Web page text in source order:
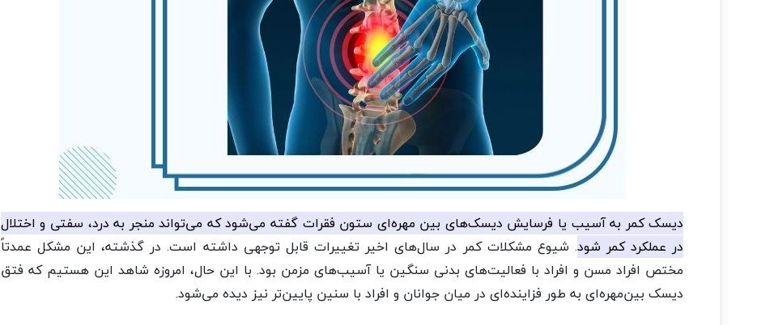
دیسک کمر به آسیب یا فرسایش دیسک‌های بین مهره‌ای ستون فقرات گفته می‌شود که می‌تواند منجر به درد، سفتی و اختلال
در عملکرد کمر شود. شیوع مشکلات کمر در سال‌های اخیر تغییرات قابل توجهی داشته است. در گذشته، این مشکل عمدتاً
مختص افراد مسن و افراد با فعالیت‌های بدنی سنگین یا آسیب‌های مزمن بود. با این حال، امروزه شاهد این هستیم که فتق
دیسک بین‌مهره‌ای به طور فزاینده‌ای در میان جوانان و افراد با سنین پایین‌تر نیز دیده می‌شود.